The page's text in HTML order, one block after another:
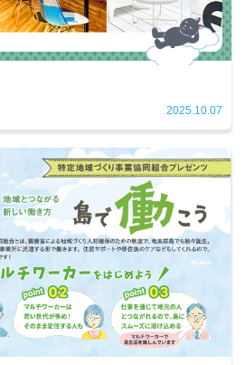
2025.10.07